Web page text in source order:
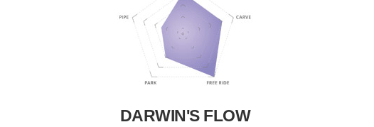
DARWIN'S FLOW